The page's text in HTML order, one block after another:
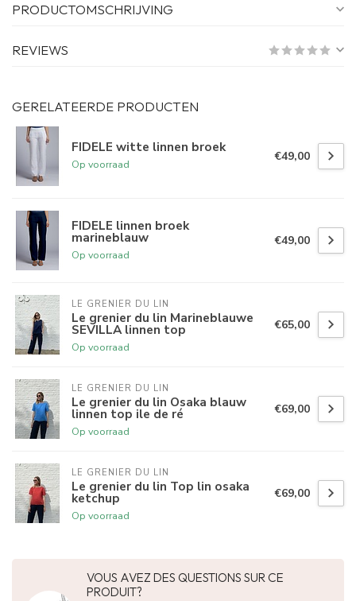
PRODUCTOMSCHRIJVING
REVIEWS
GERELATEERDE PRODUCTEN
FIDELE witte linnen broek
Op voorraad
€49,00
FIDELE linnen broek
marineblauw
Op voorraad
€49,00
LE GRENIER DU LIN
Le grenier du lin Marineblauwe
SEVILLA linnen top
Op voorraad
€65,00
LE GRENIER DU LIN
Le grenier du lin Osaka blauw
linnen top ile de ré
Op voorraad
€69,00
LE GRENIER DU LIN
Le grenier du lin Top lin osaka
ketchup
Op voorraad
€69,00
VOUS AVEZ DES QUESTIONS SUR CE
PRODUIT?